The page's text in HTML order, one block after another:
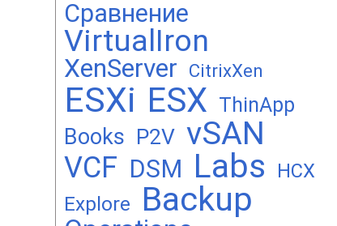
Сравнение
VirtualIron
XenServer CitrixXen
ESXi ESX ThinApp
Books P2V vSAN
VCF DSM Labs HCX
Explore Backup